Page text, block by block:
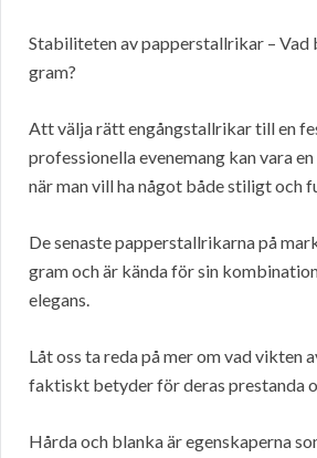
Stabiliteten av papperstallrikar –
gram?
Att välja rätt engångstallrikar till en
professionella evenemang kan vara
när man vill ha något både stiligt och
De senaste papperstallrikarna på
gram och är kända för sin
elegans.
Låt oss ta reda på mer om vad vikten
faktiskt betyder för deras prestanda
Hårda och blanka är egenskaperna